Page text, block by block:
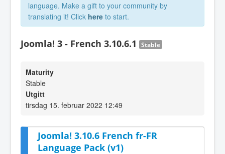
language. Make a gift to your community by
translating it! Click here to start.
Joomla! 3 - French 3.10.6.1 Stable
Maturity
Stable
Utgitt
tirsdag 15. februar 2022 12:49
Joomla! 3.10.6 French fr-FR
Language Pack (v1)